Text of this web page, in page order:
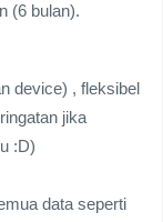
(6 bulan).
device) , fleksibel
jika
:D)
data seperti